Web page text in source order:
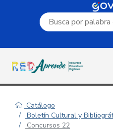
Campo de
Catálogo
Boletín Cultural y
Concursos 22